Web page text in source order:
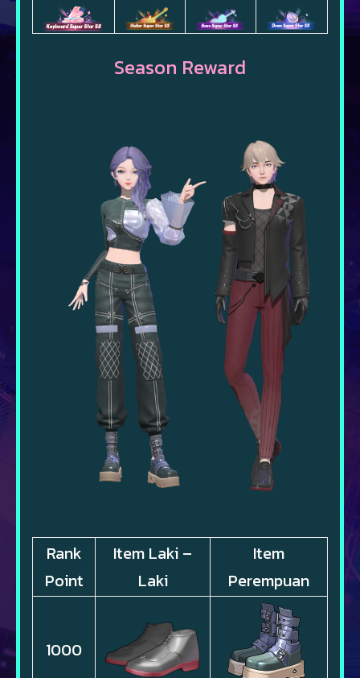
Season Reward
Rank
Point
Item Laki –
Laki
Item
Perempuan
1000